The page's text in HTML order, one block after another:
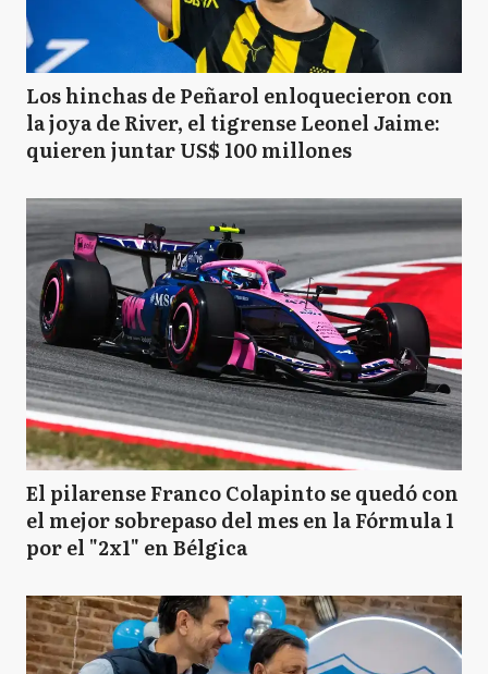
Los hinchas de Peñarol enloquecieron con
la joya de River, el tigrense Leonel Jaime:
quieren juntar US$ 100 millones
El pilarense Franco Colapinto se quedó con
el mejor sobrepaso del mes en la Fórmula 1
por el "2x1" en Bélgica